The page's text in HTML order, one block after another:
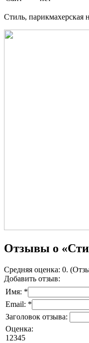
Стиль, парикмахерская
Отзывы о
Средняя оценка: 0.
Добавить отзыв:
Имя: *
Email: *
Заголовок отзыва:
Оценка:
1 2345